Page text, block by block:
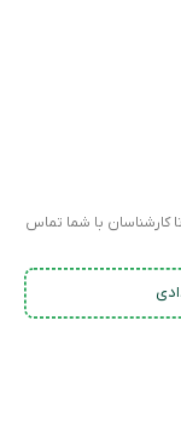
کارشناسان با شما تماس